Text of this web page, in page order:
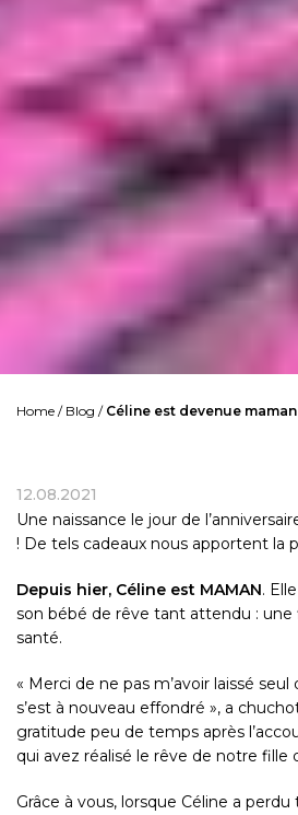
Home / Blog / Céline est devenue
12.08.2021
Une naissance le jour de
! De tels cadeaux nous apportent la
Depuis hier, Céline est MAMAN.
son bébé de rêve tant attendu :
santé.
« Merci de ne pas m’avoir laissé
s’est à nouveau effondré », a
gratitude peu de temps après
qui avez réalisé le rêve de notre fille
Grâce à vous, lorsque Céline a